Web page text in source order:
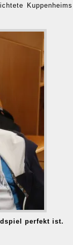
Kuppenheims
perfekt ist.